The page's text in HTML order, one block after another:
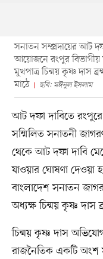
সনাতন সম্প্রদায়ের আট
আয়োজনে রংপুর বিভাগীয়
মুখপাত্র চিন্ময় কৃষ্ণ দাস
মাঠে
ছবি: মঈনুল ইসলাম
আট দফা দাবিতে
সম্মিলিত সনাতনী
থেকে আট দফা দাবি
যাওয়ার ঘোষণা দেওয়া
বাংলাদেশ সনাতন
অধ্যক্ষ চিন্ময় কৃষ্ণ দাস
চিন্ময় কৃষ্ণ দাস
রাজনৈতিক একটি অংশ